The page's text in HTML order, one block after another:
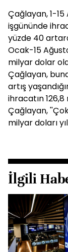
Çağlayan, 1-
işgününde
yüzde 40
Ocak-15
milyar dolar
Çağlayan,
artış
ihracatın
Çağlayan,
milyar doları
İlgili